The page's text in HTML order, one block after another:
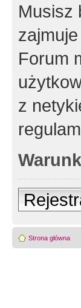
Musisz
Forum
z
Strona główna